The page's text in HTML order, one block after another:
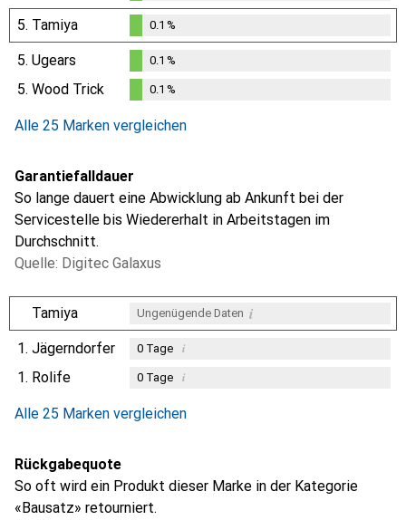
0.1%
5. Tamiya
0.1%
0.1 %
5. Ugears
%
0.1 %
5. Wood Trick 0.1 %
Alle 25 Marken vergleichen
Garantiefalldauer
So lange dauert eine Abwicklung ab Ankunft bei der
Servicestelle bis Wiedererhalt in Arbeitstagen im
Durchschnitt.
Quelle: Digitec Galaxus
Tamiya Ungenügende Daten i
1. Jägerndorfer 0Tage i
1. Rolife 0Tage i
Alle 25 Marken vergleichen
Rückgabequote
So oft wird ein Produkt dieser Marke in der Kategorie
«Bausatz» retourniert.